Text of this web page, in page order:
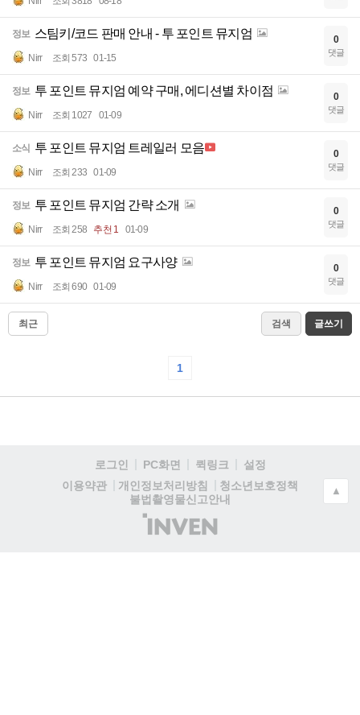
정보 스팀키/코드 판매 안내 - 투 포인트 뮤지엄
Nirr 조회 573 01-15
0
댓글
정보 투 포인트 뮤지엄 예약 구매, 에디션별 차이점
Nirr 조회 1027 01-09
0
댓글
소식 투 포인트 뮤지엄 트레일러 모음
Nirr 조회 233 01-09
0
댓글
정보 투 포인트 뮤지엄 간략 소개
Nirr 조회 258 추천 1 01-09
0
댓글
정보 투 포인트 뮤지엄 요구사양
Nirr 조회 690 01-09
0
댓글
최근 검색 글쓰기
1
로그인 PC화면 퀵링크
설정
이용약관
개인정보처리방침
청소년보호정책
불법촬영물신고안내
(주)
인
▲